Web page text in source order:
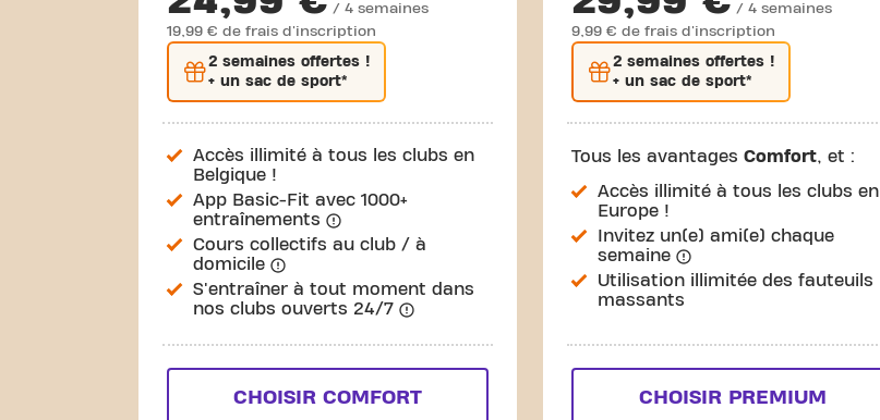
/ 4 semaines
19,99 € de frais d'inscription
2 semaines offertes !
+ un sac de sport*
Accès illimité à tous les clubs en
Belgique !
App Basic-Fit avec 1000+
entraînements
Cours collectifs au club / à
domicile
S'entraîner à tout moment dans
nos clubs ouverts 24/7
CHOISIR COMFORT
/ 4 semaines
9,99 € de frais d'inscription
2 semaines offertes !
+ un sac de sport*
Tous les avantagesComfort, et :
Accès illimité à tous les clubs en
Europe !
Invitez un(e) ami(e) chaque
semaine
Utilisation illimitée des fauteuils
massants
CHOISIR PREMIUM